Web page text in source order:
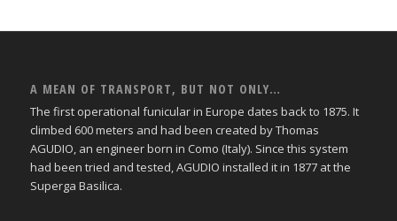
A MEAN OF TRANSPORT, BUT NOT ONLY…
The first operational funicular in Europe dates back to 1875. It
climbed 600 meters and had been created by Thomas
AGUDIO, an engineer born in Como (Italy). Since this system
had been tried and tested, AGUDIO installed it in 1877 at the
Superga Basilica.